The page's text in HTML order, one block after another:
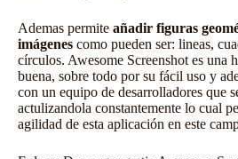
Ademas permite añadir figuras
imágenes como pueden ser: lineas,
círculos. Awesome Screenshot es una
buena, sobre todo por su fácil uso y
con un equipo de desarrolladores que
actulizandola constantemente lo cual
agilidad de esta aplicación en este